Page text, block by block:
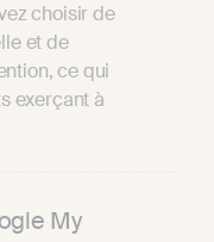
choisir de
et de
ce qui
exerçant à
My